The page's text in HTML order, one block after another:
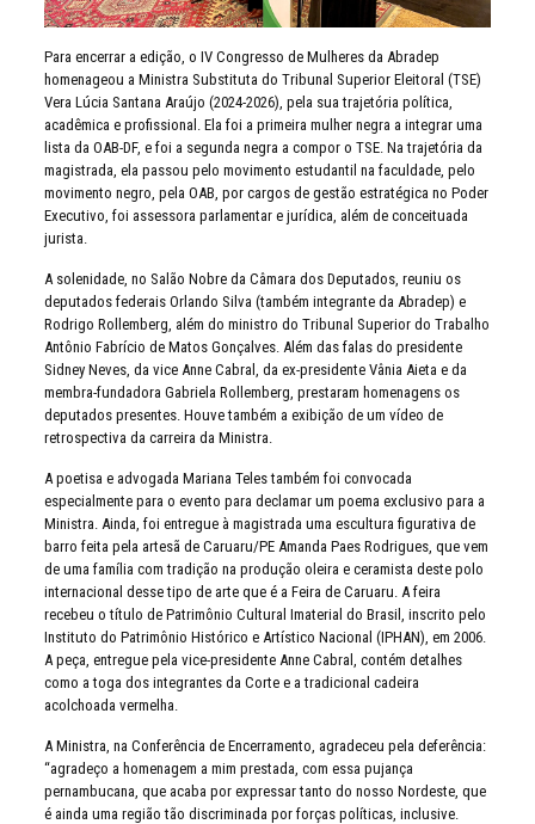
Para encerrar a edição, o IV Congresso de Mulheres da Abradep
homenageou a Ministra Substituta do Tribunal Superior Eleitoral (TSE)
Vera Lúcia Santana Araújo (2024-2026), pela sua trajetória política,
acadêmica e profissional. Ela foi a primeira mulher negra a integrar uma
lista da OAB-DF, e foi a segunda negra a compor o TSE. Na trajetória da
magistrada, ela passou pelo movimento estudantil na faculdade, pelo
movimento negro, pela OAB, por cargos de gestão estratégica no Poder
Executivo, foi assessora parlamentar e jurídica, além de conceituada
jurista.
A solenidade, no Salão Nobre da Câmara dos Deputados, reuniu os
deputados federais Orlando Silva (também integrante da Abradep) e
Rodrigo Rollemberg, além do ministro do Tribunal Superior do Trabalho
Antônio Fabrício de Matos Gonçalves. Além das falas do presidente
Sidney Neves, da vice Anne Cabral, da ex-presidente Vânia Aieta e da
membra-fundadora Gabriela Rollemberg, prestaram homenagens os
deputados presentes. Houve também a exibição de um vídeo de
retrospectiva da carreira da Ministra.
A poetisa e advogada Mariana Teles também foi convocada
especialmente para o evento para declamar um poema exclusivo para a
Ministra. Ainda, foi entregue à magistrada uma escultura figurativa de
barro feita pela artesã de Caruaru/PE Amanda Paes Rodrigues, que vem
de uma família com tradição na produção oleira e ceramista deste polo
internacional desse tipo de arte que é a Feira de Caruaru. A feira
recebeu o título de Patrimônio Cultural Imaterial do Brasil, inscrito pelo
Instituto do Patrimônio Histórico e Artístico Nacional (IPHAN), em 2006.
A peça, entregue pela vice-presidente Anne Cabral, contém detalhes
como a toga dos integrantes da Corte e a tradicional cadeira
acolchoada vermelha.
A Ministra, na Conferência de Encerramento, agradeceu pela deferência:
“agradeço a homenagem a mim prestada, com essa pujança
pernambucana, que acaba por expressar tanto do nosso Nordeste, que
é ainda uma região tão discriminada por forças políticas, inclusive.